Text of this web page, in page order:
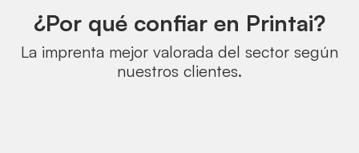
¿Por qué confiar en Printai?
La imprenta mejor valorada del sector según
nuestros clientes.